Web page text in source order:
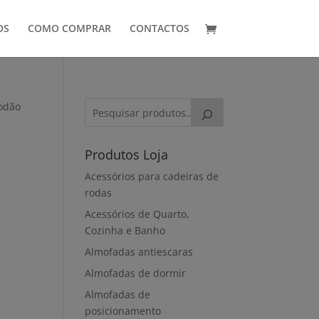
COMO COMPRAR CONTACTOS
Produtos Loja
Acessórios para cadeiras de
rodas
Acessórios de Quarto,
Cozinha e Banho
Almofadas antiescaras
Almofadas de dormir
Almofadas de
posicionamento